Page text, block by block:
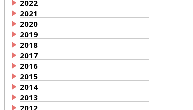
2022
2021
2020
2019
2018
2017
2016
2015
2014
2013
2012